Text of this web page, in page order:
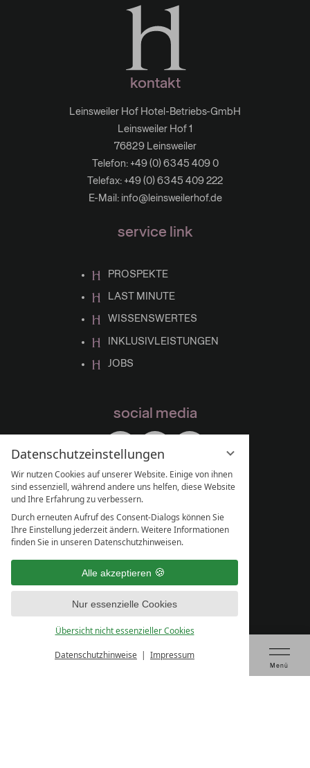
Datenschutzeinstellungen
Wir nutzen Cookies auf unserer Website. Einige von ihnen
sind essenziell, während andere uns helfen, diese Website
und Ihre Erfahrung zu verbessern.
Durch erneuten Aufruf des Consent-Dialogs können Sie
Ihre Einstellung jederzeit ändern. Weitere Informationen
finden Sie in unseren Datenschutzhinweisen.
Alle akzeptieren
Nur essenzielle Cookies
Übersicht nicht essenzieller Cookies
Datenschutzhinweise Impressum
Menü
kontakt
Leinsweiler Hof Hotel-Betriebs-GmbH
Leinsweiler Hof 1
76829 Leinsweiler
Telefon: +49 (0) 6345 409 0
Telefax: +49 (0) 6345 409 222
E-Mail: info@leinsweilerhof.de
service link
PROSPEKTE
LAST MINUTE
WISSENSWERTES
INKLUSIVLEISTUNGEN
JOBS
social media